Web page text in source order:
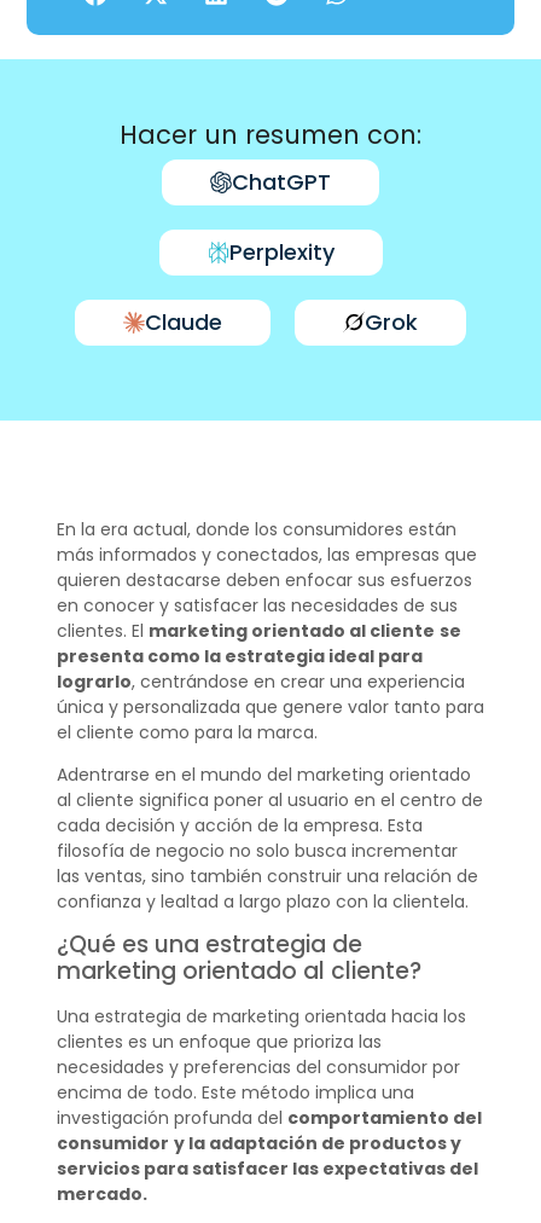
Hacer un resumen con:
ChatGPT
Perplexity
Claude Grok
En la era actual, donde los consumidores están
más informados y conectados, las empresas que
quieren destacarse deben enfocar sus esfuerzos
en conocer y satisfacer las necesidades de sus
clientes. El marketing orientado al cliente se
presenta como la estrategia ideal para
lograrlo, centrándose en crear una experiencia
única y personalizada que genere valor tanto para
el cliente como para la marca.
Adentrarse en el mundo del marketing orientado
al cliente significa poner al usuario en el centro de
cada decisión y acción de la empresa. Esta
filosofía de negocio no solo busca incrementar
las ventas, sino también construir una relación de
confianza y lealtad a largo plazo con la clientela.
¿Qué es una estrategia de
marketing orientado al cliente?
Una estrategia de marketing orientada hacia los
clientes es un enfoque que prioriza las
necesidades y preferencias del consumidor por
encima de todo. Este método implica una
investigación profunda del comportamiento del
consumidor y la adaptación de productos y
servicios para satisfacer las expectativas del
mercado.